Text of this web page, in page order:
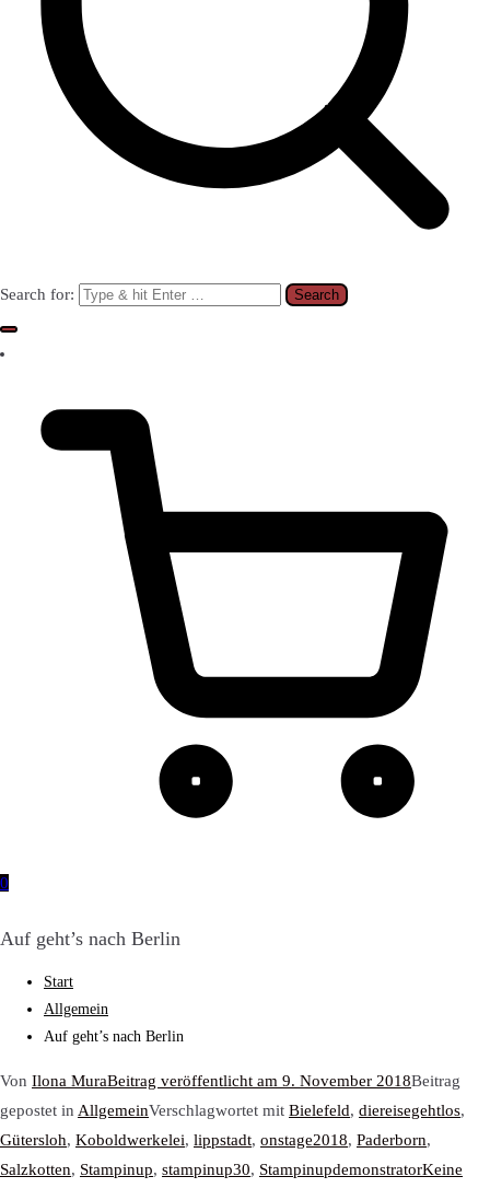
Search for:
0
Auf geht’s nach Berlin
Start
Allgemein
Auf geht’s nach Berlin
Von Ilona MuraBeitrag veröffentlicht am 9. November 2018Beitrag
gepostet in AllgemeinVerschlagwortet mit Bielefeld, diereisegehtlos,
Gütersloh, Koboldwerkelei, lippstadt, onstage2018, Paderborn,
Salzkotten, Stampinup, stampinup30, StampinupdemonstratorKeine